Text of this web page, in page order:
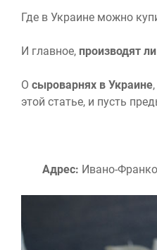
Где в Украине можно
И главное, производят
О сыроварнях в Украине
этой статье, и пусть
Адрес: Ивано-